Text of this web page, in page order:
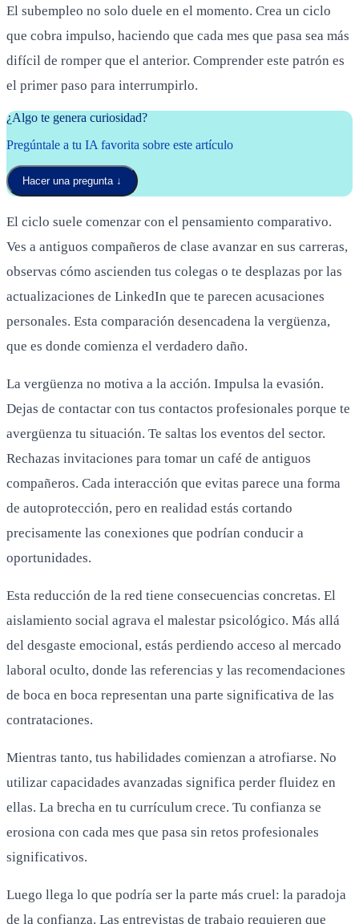
El subempleo no solo duele en el momento. Crea un ciclo
que cobra impulso, haciendo que cada mes que pasa sea más
difícil de romper que el anterior. Comprender este patrón es
el primer paso para interrumpirlo.
¿Algo te genera curiosidad?
Pregúntale a tu IA favorita sobre este artículo
Hacer una pregunta ↓
El ciclo suele comenzar con el pensamiento comparativo.
Ves a antiguos compañeros de clase avanzar en sus carreras,
observas cómo ascienden tus colegas o te desplazas por las
actualizaciones de LinkedIn que te parecen acusaciones
personales. Esta comparación desencadena la vergüenza,
que es donde comienza el verdadero daño.
La vergüenza no motiva a la acción. Impulsa la evasión.
Dejas de contactar con tus contactos profesionales porque te
avergüenza tu situación. Te saltas los eventos del sector.
Rechazas invitaciones para tomar un café de antiguos
compañeros. Cada interacción que evitas parece una forma
de autoprotección, pero en realidad estás cortando
precisamente las conexiones que podrían conducir a
oportunidades.
Esta reducción de la red tiene consecuencias concretas. El
aislamiento social agrava el malestar psicológico. Más allá
del desgaste emocional, estás perdiendo acceso al mercado
laboral oculto, donde las referencias y las recomendaciones
de boca en boca representan una parte significativa de las
contrataciones.
Mientras tanto, tus habilidades comienzan a atrofiarse. No
utilizar capacidades avanzadas significa perder fluidez en
ellas. La brecha en tu currículum crece. Tu confianza se
erosiona con cada mes que pasa sin retos profesionales
significativos.
Luego llega lo que podría ser la parte más cruel: la paradoja
de la confianza. Las entrevistas de trabajo requieren que